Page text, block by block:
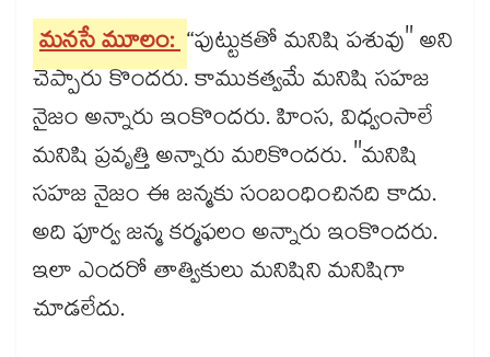
మనసే మూలం:“పుట్టుకతో మనిషి పశువు" అని
చెప్పారు కొందరు. కాముకత్వమే మనిషి సహజ
నైజం అన్నారు ఇంకొందరు. హింస, విధ్వంసాలే
మనిషి ప్రవృత్తి అన్నారు మరికొందరు. "మనిషి
సహజ నైజం ఈ జన్మకు సంబంధించినది కాదు.
అది పూర్వ జన్మ కర్మఫలం అన్నారు ఇంకొందరు.
ఇలా ఎందరో తాత్వికులు మనిషిని మనిషిగా
చూడలేదు.